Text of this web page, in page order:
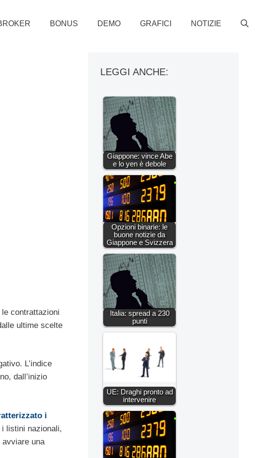
BONUS DEMO GRAFICI NOTIZIE
contrattazioni
ultime scelte
L’indice
dall’inizio
i
listini nazionali,
una
LEGGI ANCHE:
Giappone: vince Abe
e lo yen è debole
Opzioni binarie: le
buone notizie da
Giappone e Svizzera
Italia: spread a 230
punti
UE: Draghi pronto ad
intervenire